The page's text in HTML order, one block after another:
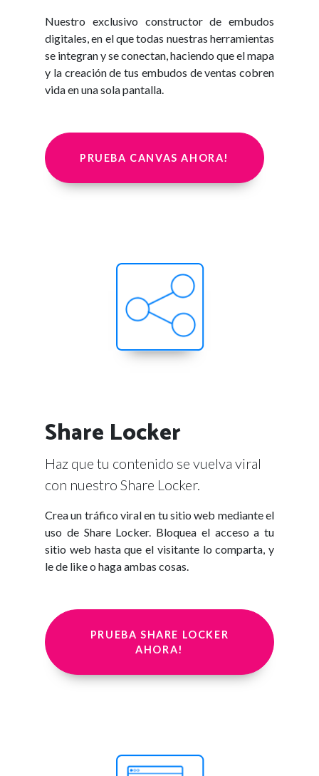
Nuestro exclusivo constructor de embudos
digitales, en el que todas nuestras herramientas
se integran y se conectan, haciendo que el mapa
y la creación de tus embudos de ventas cobren
vida en una sola pantalla.
PRUEBA CANVAS AHORA!
Share Locker
Haz que tu contenido se vuelva viral
con nuestro Share Locker.
Crea un tráfico viral en tu sitio web mediante el
uso de Share Locker. Bloquea el acceso a tu
sitio web hasta que el visitante lo comparta, y
le de like o haga ambas cosas.
PRUEBA SHARE LOCKER
AHORA!